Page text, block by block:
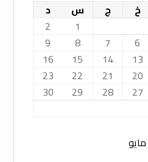
خ ج س
د
1
2
6
7
8
9
13
14
15
16
20
21
22
23
27
28
29
30